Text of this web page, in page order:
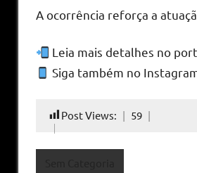
A ocorrência reforça a
Leia mais detalhes no
Siga também no
Post Views: 59